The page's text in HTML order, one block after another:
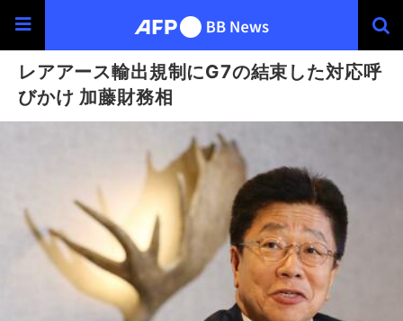
レアアース輸出規制にG7の結束した対応呼
びかけ 加藤財務相